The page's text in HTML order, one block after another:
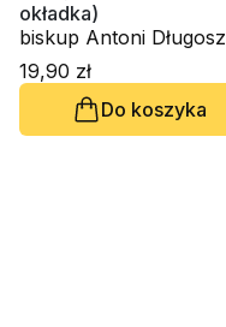
okładka)
biskup Antoni
Bożena Maria Hanusiak
19,90 zł
Do koszyka